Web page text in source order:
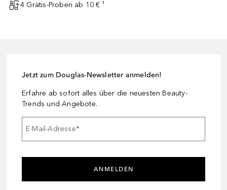
4 Gratis-Proben ab 10 € ¹
Jetzt zum Douglas-Newsletter anmelden!
Erfahre ab sofort alles über die neuesten Beauty-
Trends und Angebote.
E-Mail-Adresse*
ANMELDEN